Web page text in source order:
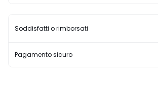
Soddisfatti o rimborsati
Pagamento sicuro